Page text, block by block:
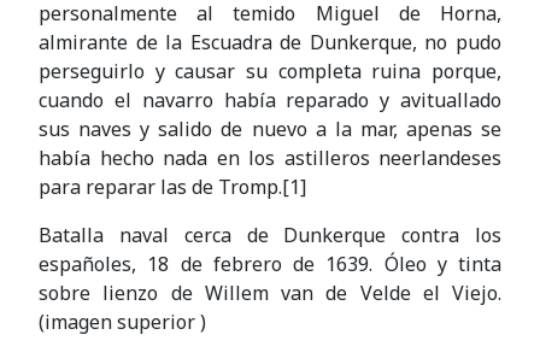
personalmente al temido Miguel de Horna,
almirante de la Escuadra de Dunkerque, no pudo
perseguirlo y causar su completa ruina porque,
cuando el navarro había reparado y avituallado
sus naves y salido de nuevo a la mar, apenas se
había hecho nada en los astilleros neerlandeses
para reparar las de Tromp.[1]
Batalla naval cerca de Dunkerque contra los
españoles, 18 de febrero de 1639. Óleo y tinta
sobre lienzo de Willem van de Velde el Viejo.
(imagen superior )